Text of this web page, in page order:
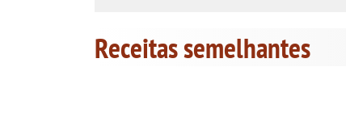
Receitas semelhantes